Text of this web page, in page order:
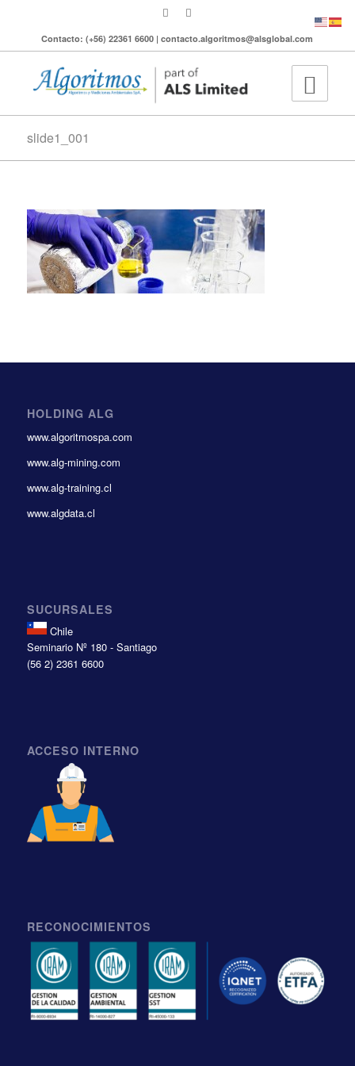
Contacto: (+56) 22361 6600 | contacto.algoritmos@alsglobal.com
slide1_001
HOLDING ALG
www.algoritmospa.com
www.alg-mining.com
www.alg-training.cl
www.algdata.cl
SUCURSALES
Chile
Seminario Nº 180 - Santiago
(56 2) 2361 6600
ACCESO INTERNO
RECONOCIMIENTOS